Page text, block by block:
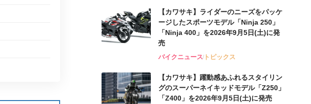
【カワサキ】ライダーのニーズをパッケ
ージしたスポーツモデル「Ninja 250」
「Ninja 400」を2026年9月5日(土)に発
売
バイクニューストピックス
【カワサキ】躍動感あふれるスタイリン
グのスーパーネイキッドモデル「Z250」
「Z400」を2026年9月5日(土)に発売